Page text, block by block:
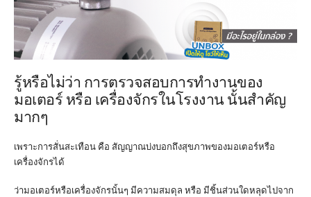
รู้หรือไม่ว่า การตรวจสอบการทำงานของ
มอเตอร์ หรือ เครื่องจักรในโรงงาน นั้นสำคัญ
มากๆ
เพราะการสั่นสะเทือน คือ สัญญาณบ่งบอกถึงสุขภาพของมอเตอร์หรือ
เครื่องจักรได้
ว่ามอเตอร์หรือเครื่องจักรนั้นๆ มีความสมดุล หรือ มีชิ้นส่วนใดหลุดไปจาก